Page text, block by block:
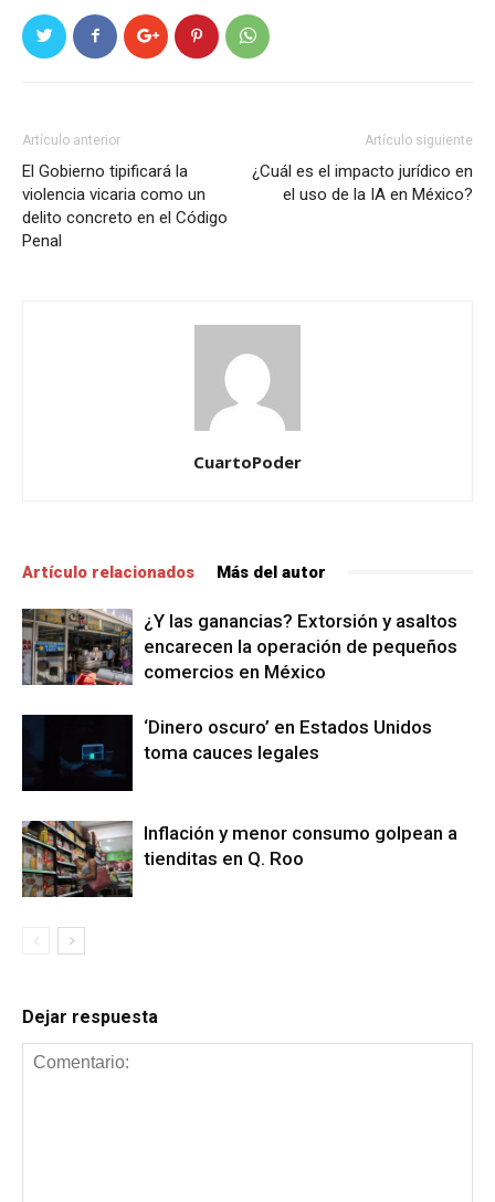
Artículo anterior
El Gobierno tipificará la
violencia vicaria como un
delito concreto en el Código
Penal
Artículo siguiente
¿Cuál es el impacto jurídico en
el uso de la IA en México?
CuartoPoder
Artículo relacionados Más del autor
¿Y las ganancias? Extorsión y asaltos
encarecen la operación de pequeños
comercios en México
‘Dinero oscuro’ en Estados Unidos
toma cauces legales
Inflación y menor consumo golpean a
tienditas en Q. Roo
Dejar respuesta